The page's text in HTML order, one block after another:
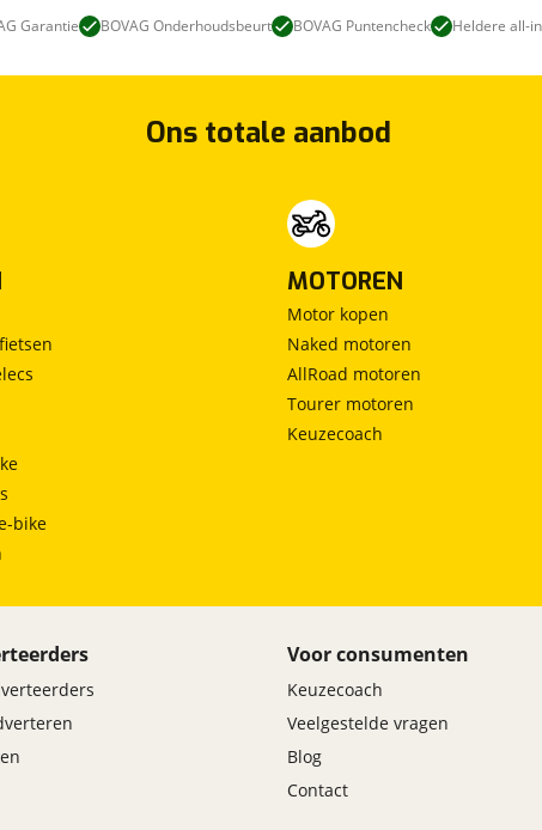
Garantie BOVAG Onderhoudsbeurt BOVAG Puntencheck Heldere all-
Ons totale aanbod
bike
MOTOREN
Motor kopen
Naked motoren
AllRoad motoren
Tourer motoren
Keuzecoach
Voor consumenten
Keuzecoach
Veelgestelde vragen
Blog
Contact